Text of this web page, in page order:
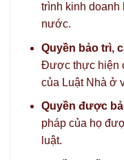
trình kinh doanh
nước.
Quyền bảo trì,
Được thực hiện
của Luật Nhà ở
Quyền được
pháp của họ
luật.